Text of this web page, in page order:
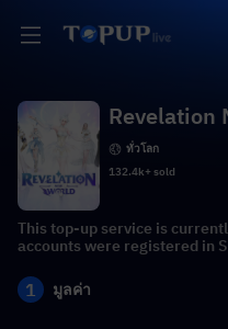
Revelation
ทั่วโลก
132.4k+ sold
This top-up service is
accounts were registered in
1 มูลค่า